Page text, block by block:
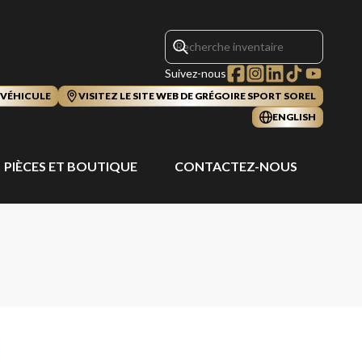
Suivez-nous
VISITEZ LE SITE WEB DE GRÉGOIRE SPORT SOREL
ENGLISH
PIÈCES ET BOUTIQUE CONTACTEZ-NOUS